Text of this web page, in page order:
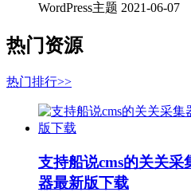
WordPress主题 2021-06-07
热门资源
热门排行>>
支持船说cms的关关采
器最新版下载